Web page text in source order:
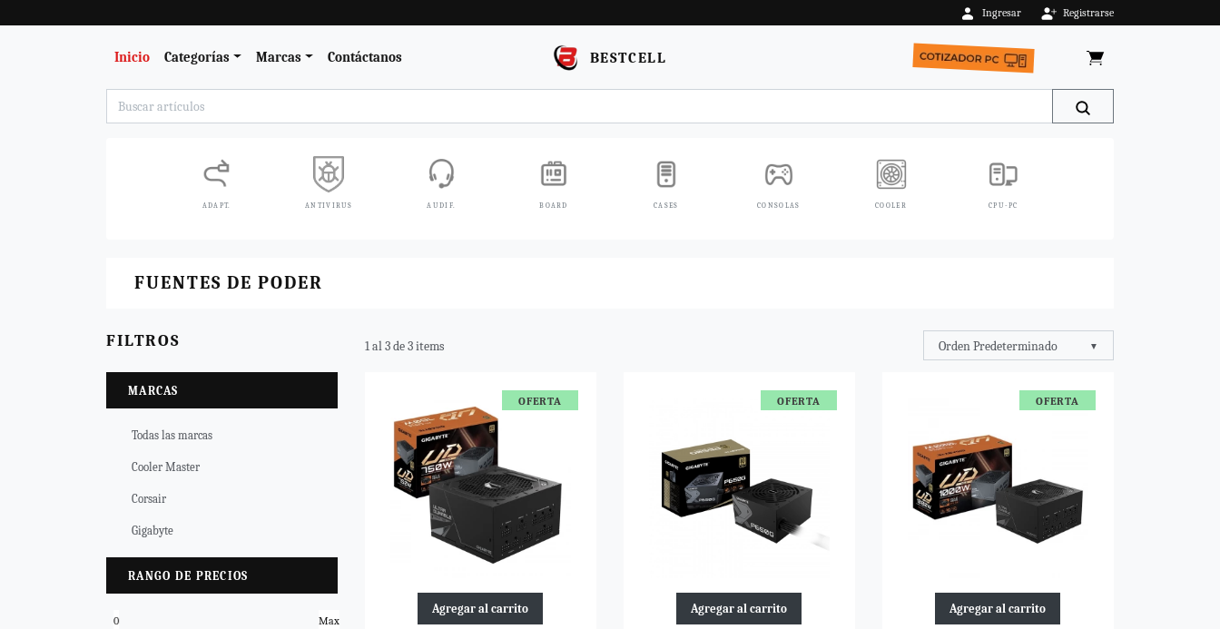
Ingresar Registrarse
BESTCELL
Inicio Categorías Marcas Contáctanos
ADAPT. ANTIVIRUS AUDIF. BOARD CASES CONSOLAS COOLER CPU-PC
FUENTES DE PODER
FILTROS
MARCAS
Todas las marcas
Cooler Master
Corsair
Gigabyte
RANGO DE PRECIOS
0 Max
1 al 3 de 3 items Orden Predeterminado
OFERTA
Agregar al carrito
OFERTA
Agregar al carrito
OFERTA
Agregar al carrito